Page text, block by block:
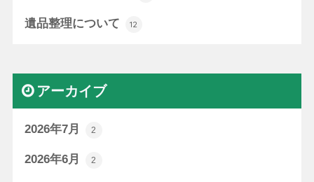
遺品整理について 12
アーカイブ
2026年7月 2
2026年6月 2